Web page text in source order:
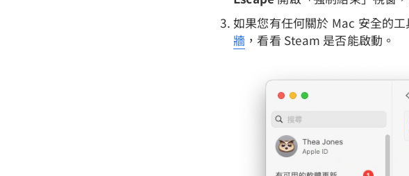
如果您有任何關於 Mac 安全的
牆 ，看看 Steam 是否能啟動。